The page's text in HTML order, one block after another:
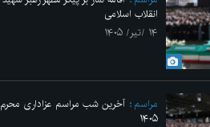
انقلاب اسلامی
۱۴ /تیر/ ۱۴۰۵
مراسم
آخرین شب مراسم عزاداری محرم
۱۴۰۵